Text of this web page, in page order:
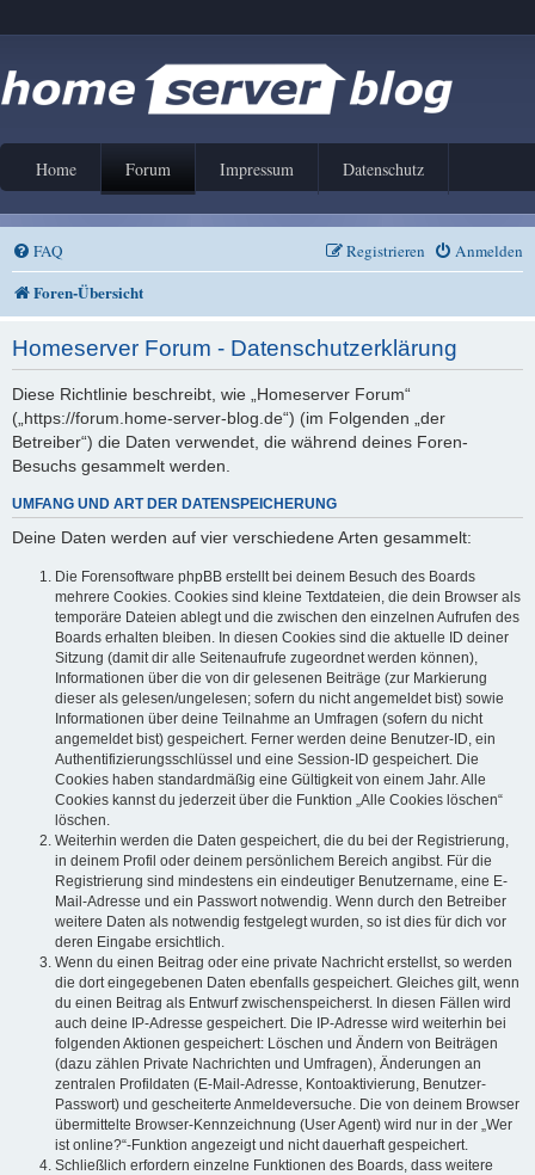
Home Forum Impressum Datenschutz
FAQ Anmelden
Registrieren
Foren-Übersicht
Homeserver Forum - Datenschutzerklärung
Diese Richtlinie beschreibt, wie „Homeserver Forum“
(„https://forum.home-server-blog.de“) (im Folgenden „der
Betreiber“) die Daten verwendet, die während deines Foren-
Besuchs gesammelt werden.
UMFANG UND ART DER DATENSPEICHERUNG
Deine Daten werden auf vier verschiedene Arten gesammelt:
Die Forensoftware phpBB erstellt bei deinem Besuch des Boards
mehrere Cookies. Cookies sind kleine Textdateien, die dein Browser als
temporäre Dateien ablegt und die zwischen den einzelnen Aufrufen des
Boards erhalten bleiben. In diesen Cookies sind die aktuelle ID deiner
Sitzung (damit dir alle Seitenaufrufe zugeordnet werden können),
Informationen über die von dir gelesenen Beiträge (zur Markierung
dieser als gelesen/ungelesen; sofern du nicht angemeldet bist) sowie
Informationen über deine Teilnahme an Umfragen (sofern du nicht
angemeldet bist) gespeichert. Ferner werden deine Benutzer-ID, ein
Authentifizierungsschlüssel und eine Session-ID gespeichert. Die
Cookies haben standardmäßig eine Gültigkeit von einem Jahr. Alle
Cookies kannst du jederzeit über die Funktion „Alle Cookies löschen“
löschen.
Weiterhin werden die Daten gespeichert, die du bei der Registrierung,
in deinem Profil oder deinem persönlichem Bereich angibst. Für die
Registrierung sind mindestens ein eindeutiger Benutzername, eine E-
Mail-Adresse und ein Passwort notwendig. Wenn durch den Betreiber
weitere Daten als notwendig festgelegt wurden, so ist dies für dich vor
deren Eingabe ersichtlich.
Wenn du einen Beitrag oder eine private Nachricht erstellst, so werden
die dort eingegebenen Daten ebenfalls gespeichert. Gleiches gilt, wenn
du einen Beitrag als Entwurf zwischenspeicherst. In diesen Fällen wird
auch deine IP-Adresse gespeichert. Die IP-Adresse wird weiterhin bei
folgenden Aktionen gespeichert: Löschen und Ändern von Beiträgen
(dazu zählen Private Nachrichten und Umfragen), Änderungen an
zentralen Profildaten (E-Mail-Adresse, Kontoaktivierung, Benutzer-
Passwort) und gescheiterte Anmeldeversuche. Die von deinem Browser
übermittelte Browser-Kennzeichnung (User Agent) wird nur in der „Wer
ist online?“-Funktion angezeigt und nicht dauerhaft gespeichert.
Schließlich erfordern einzelne Funktionen des Boards, dass weitere